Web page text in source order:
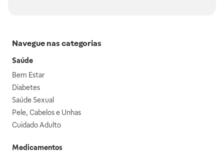
Navegue nas categorias
Saúde
Bem Estar
Diabetes
Saúde Sexual
Pele, Cabelos e Unhas
Cuidado Adulto
Medicamentos